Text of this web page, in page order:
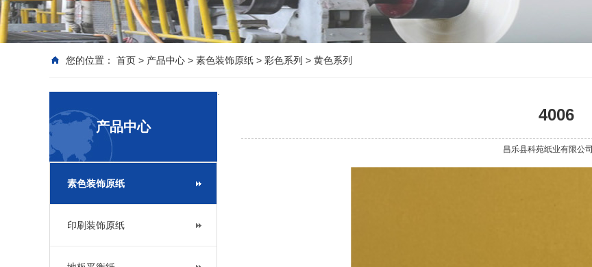
您的位置： 首页 > 产品中心 > 素色装饰原纸 > 彩色系列 > 黄色系列
产品中心
素色装饰原纸
印刷装饰原纸
4006
昌乐县科苑纸业有限公司